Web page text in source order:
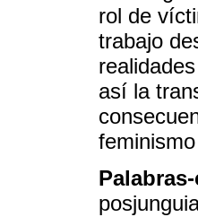
rol de
trabajo
así la